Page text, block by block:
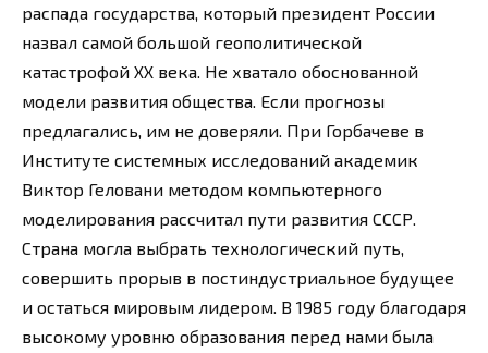
распада государства, который президент России
назвал самой большой геополитической
катастрофой ХХ века. Не хватало обоснованной
модели развития общества. Если прогнозы
предлагались, им не доверяли. При Горбачеве в
Институте системных исследований академик
Виктор Геловани методом компьютерного
моделирования рассчитал пути развития СССР.
Страна могла выбрать технологический путь,
совершить прорыв в постиндустриальное будущее
и остаться мировым лидером. В 1985 году благодаря
высокому уровню образования перед нами была